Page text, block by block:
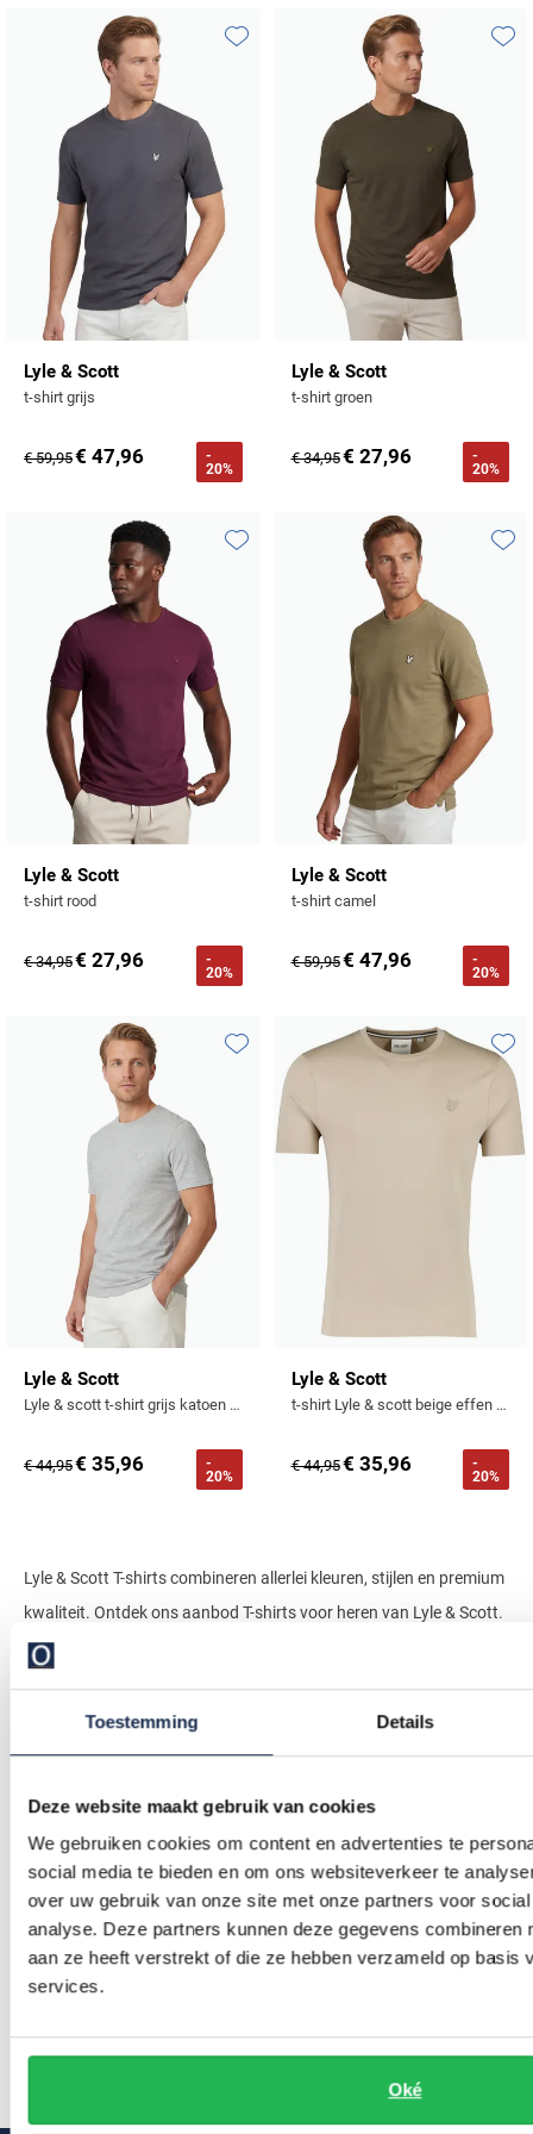
Toestemming Details
Deze website maakt gebruik van cookies
We gebruiken cookies om content en advertenties te
social media te bieden en om ons websiteverkeer te
over uw gebruik van onze site met onze partners voor
analyse. Deze partners kunnen deze gegevens combineren
aan ze heeft verstrekt of die ze hebben verzameld op basis
services.
Oké
Lyle & Scott
t-shirt grijs
€ 59,95€ 47,96
-
20%
Toevoegen aan favorieten
Lyle & Scott
t-shirt groen
€ 34,95€ 27,96
-
20%
Lyle & Scott
t-shirt rood
€ 34,95€ 27,96
-
20%
Toevoegen aan favorieten
Lyle & Scott
t-shirt camel
€ 59,95€ 47,96
-
20%
Lyle & Scott
Lyle & scott t-shirt grijs katoen effen
€ 44,95€ 35,96
-
20%
Toevoegen aan favorieten
Lyle & Scott
t-shirt Lyle & scott beige effen katoen
€ 44,95€ 35,96
-
20%
Lyle & Scott T-shirts combineren allerlei kleuren, stijlen en premium
kwaliteit. Ontdek ons aanbod T-shirts voor heren van Lyle & Scott.
Met opvallende contrasten, handige zakken en natuurlijk
keuze.
De T-shirts van Lyle & Scott zijn er in allerlei kleuren en stijlen.
Ontdek de opvallende kleuren met duidelijke prints, net als de effen
modellen in tijdloze varianten. Kies de stijl voor de ideale
gelegenheid en stem het shirt van Lyle en Scott af op de rest van
de outfit die u graag draagt.
Wij helpen graag inspiratie op te doen met de verschillende
kleuren, stijlen en dessins waarin het Lyle en Scott T-shirt
Lees meer